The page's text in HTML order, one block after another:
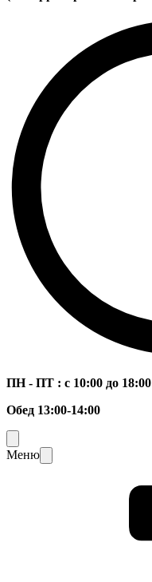
ПН - ПТ : с 10:00 до 18:00
Обед 13:00-14:00
Меню